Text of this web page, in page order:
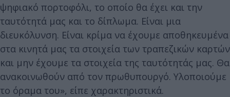
ψηφιακό πορτοφόλι, το οποίο θα έχει και την
ταυτότητά μας και το δίπλωμα. Είναι μια
διευκόλυνση. Είναι κρίμα να έχουμε αποθηκευμένα
στα κινητά μας τα στοιχεία των τραπεζικών καρτών
και μην έχουμε τα στοιχεία της ταυτότητάς μας. Θα
ανακοινωθούν από τον πρωθυπουργό. Υλοποιούμε
το όραμα του», είπε χαρακτηριστικά.